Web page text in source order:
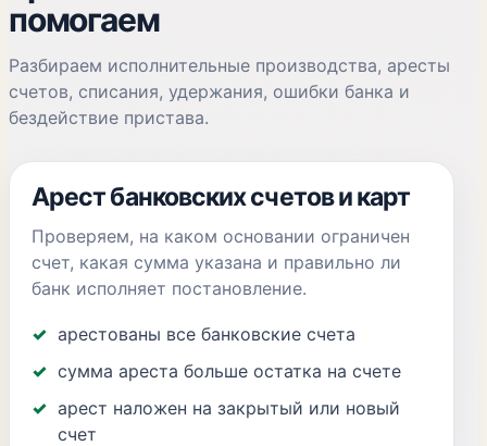
помогаем
Разбираем исполнительные производства, аресты
счетов, списания, удержания, ошибки банка и
бездействие пристава.
Арест банковских счетов и карт
Проверяем, на каком основании ограничен
счет, какая сумма указана и правильно ли
банк исполняет постановление.
арестованы все банковские счета
сумма ареста больше остатка на счете
арест наложен на закрытый или новый
счет